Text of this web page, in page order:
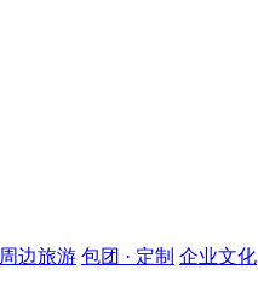
周边旅游 包团 · 定制 企业文化